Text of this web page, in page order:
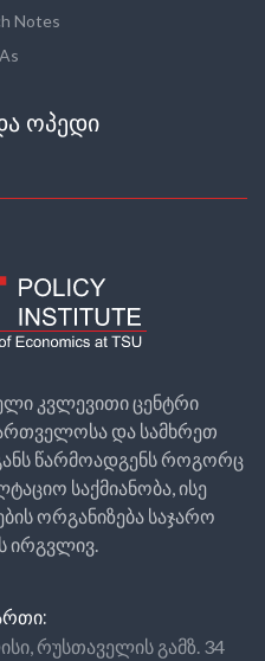
Notes
ᲝᲞᲔᲓᲘ
კვლევითი ცენტრი
და სამხრეთ
წარმოადგენს როგორც
საქმიანობა, ისე
ორგანიზება საჯარო
ირგვლივ.
რუსთაველის გამზ. 34